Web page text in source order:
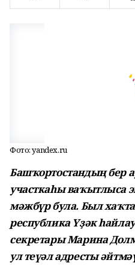
Фото: yandex.ru
Башҡортостандың бер
участкаһы ваҡытлыса
мәжбүр була. Был
республика Үҙәк
секретары Марина
ул теүәл адресты